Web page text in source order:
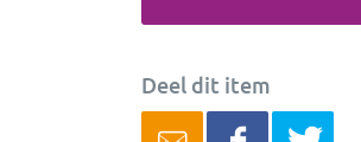
Deel dit item